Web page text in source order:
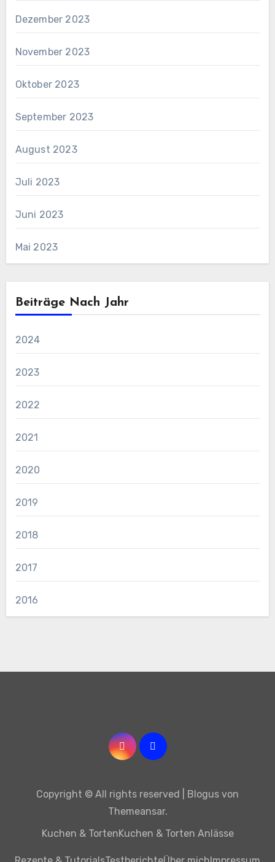
Dezember 2023
November 2023
Oktober 2023
September 2023
August 2023
Juli 2023
Juni 2023
Mai 2023
Beiträge Nach Jahr
2024
2023
2022
2021
2020
2019
2018
2017
2016
Copyright © All rights reserved Blogus von
Themeansar.
Kuchen & TortenKuchen & Torten Anlässe